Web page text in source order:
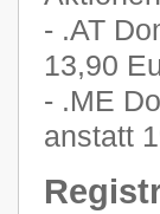
- .AT
13,90
- .ME
anstatt